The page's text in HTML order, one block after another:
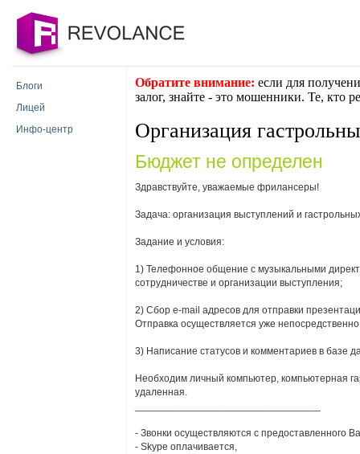
Блоги
Лицей
Инфо-центр
Обратите внимание: если для
залог, знайте - это мошенники. Те, кто
Организация
Бюджет не определен
Здравствуйте, уважаемые фрилансеры!
Задача: организация выступлений и
Задание и условия:
1) Телефонное общение с музыкальными
сотрудничестве и организации выступления;
2) Сбор e-mail адресов для отправки
Отправка осуществляется уже
3) Написание статусов и комментариев в базе
Необходим личный компьютер, компьютерная
удаленная.
- Звонки осуществляются с предоставленного
- Skype оплачивается,